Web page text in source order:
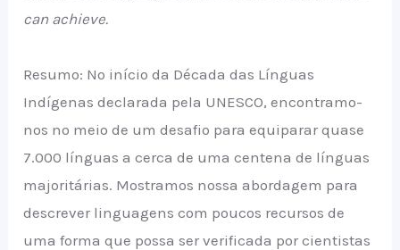
can achieve.
Resumo: No início da Década das Línguas
Indígenas declarada pela UNESCO, encontramo-
nos no meio de um desafio para equiparar quase
7.000 línguas a cerca de uma centena de línguas
majoritárias. Mostramos nossa abordagem para
descrever linguagens com poucos recursos de
uma forma que possa ser verificada por cientistas